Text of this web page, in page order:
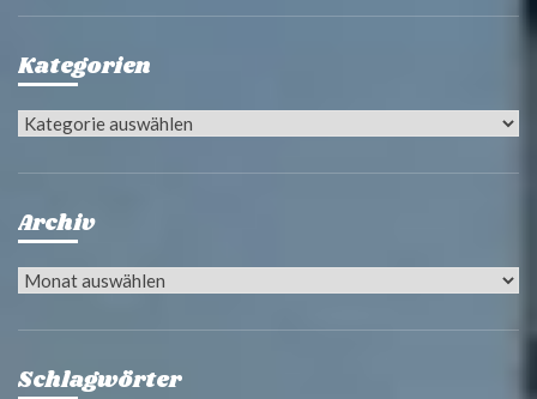
Kategorien
Kategorien
Archiv
Archiv
Schlagwörter